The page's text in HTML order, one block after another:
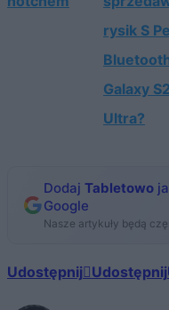
rysik S
Galaxy
Ultra?
Dodaj Tabletowo
Google
Nasze artykuły będą
Udostępnij Udostępnij